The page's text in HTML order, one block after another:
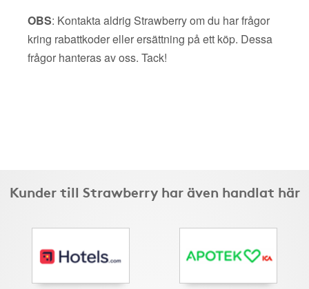
OBS: Kontakta aldrig Strawberry om du har frågor
kring rabattkoder eller ersättning på ett köp. Dessa
frågor hanteras av oss. Tack!
Kunder till Strawberry har även handlat här